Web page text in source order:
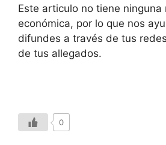
Este articulo no tiene ninguna
económica, por lo que nos
difundes a través de tus
de tus allegados.
0